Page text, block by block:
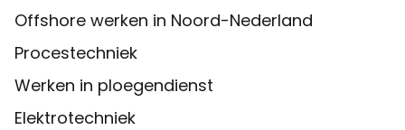
Offshore werken in Noord-Nederland
Procestechniek
Werken in ploegendienst
Elektrotechniek